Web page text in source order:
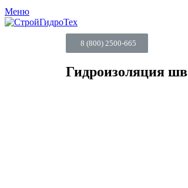
Меню
8 (800) 2500-665
Гидроизоляция